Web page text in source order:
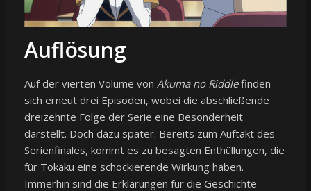
Auflösung
Auf der vierten Volume von Akuma no Riddlefinden
sich erneut drei Episoden, wobei die abschließende
dreizehnte Folge der Serie eine Besonderheit
darstellt. Doch dazu später. Bereits zum Auftakt des
Serienfinales, kommt es zu besagten Enthüllungen, die
für Tokaku eine schockierende Wirkung haben.
Immerhin sind die Erklärungen für die Geschichte